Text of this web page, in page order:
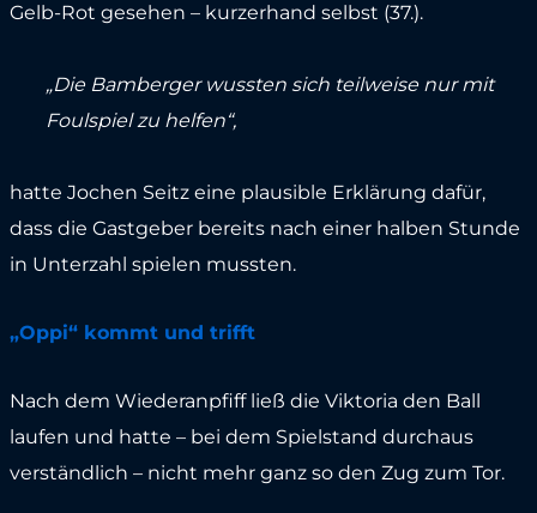
Gelb-Rot gesehen – kurzerhand selbst (37.).
„Die Bamberger wussten sich teilweise nur mit
Foulspiel zu helfen“,
hatte Jochen Seitz eine plausible Erklärung dafür,
dass die Gastgeber bereits nach einer halben Stunde
in Unterzahl spielen mussten.
„Oppi“ kommt und trifft
Nach dem Wiederanpfiff ließ die Viktoria den Ball
laufen und hatte – bei dem Spielstand durchaus
verständlich – nicht mehr ganz so den Zug zum Tor.